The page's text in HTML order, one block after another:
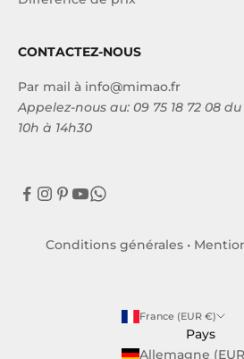
CONTACTEZ-NOUS
Par mail à info@mimao.fr
Appelez-nous au: 09 75 18 72 08 du
10h à 14h30
Conditions générales •
France (EUR €)
Pays
Allemagne